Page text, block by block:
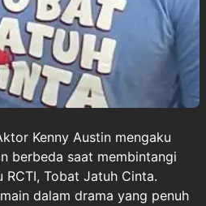
Kenny Austin mengaku
berbeda saat membintangi
Tobat Jatuh Cinta.
dalam drama yang penuh